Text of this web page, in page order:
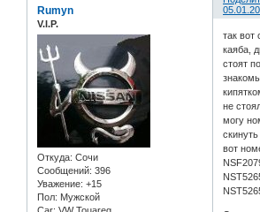
Rumyn
V.I.P.
Откуда: Сочи
Сообщений: 396
Уважение: +15
Пол: Мужской
так вот
каяба,
стоят
не
могу
вот